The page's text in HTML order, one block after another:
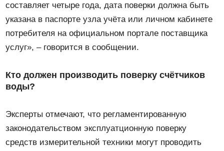
составляет четыре года, дата поверки должна быть
указана в паспорте узла учёта или личном кабинете
потребителя на официальном портале поставщика
услуг», – говорится в сообщении.
Кто должен производить поверку счётчиков
воды?
Эксперты отмечают, что регламентированную
законодательством эксплуатционную поверку
средств измерительной техники могут проводить